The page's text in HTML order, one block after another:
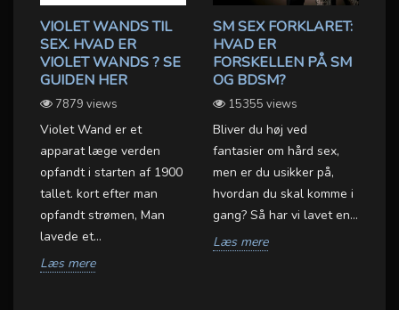
VIOLET WANDS TIL
SEX. HVAD ER
VIOLET WANDS ? SE
GUIDEN HER
7879 views
Violet Wand er et
apparat læge verden
opfandt i starten af 1900
tallet. kort efter man
opfandt strømen, Man
lavede et...
Læs mere
SM SEX FORKLARET:
HVAD ER
FORSKELLEN PÅ SM
OG BDSM?
15355 views
Bliver du høj ved
fantasier om hård sex,
men er du usikker på,
hvordan du skal komme i
gang? Så har vi lavet en...
Læs mere